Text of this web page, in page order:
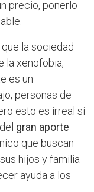
precio, ponerlo
que la sociedad
la xenofobia,
es un
personas de
esto es irreal si
gran aporte
que buscan
hijos y familia
ayuda a los